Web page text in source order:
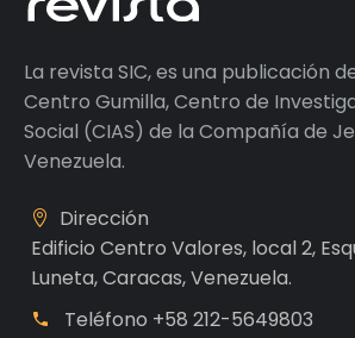
La revista SIC, es una publicación
Centro Gumilla, Centro de
Social (CIAS) de la Compañía de
Venezuela.
Dirección
Edificio Centro Valores, local 2,
Luneta, Caracas, Venezuela.
Teléfono +58 212-5649803